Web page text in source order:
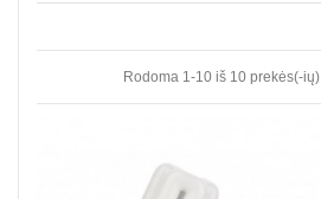
Rodoma 1-10 iš 10 prekės(-ių)